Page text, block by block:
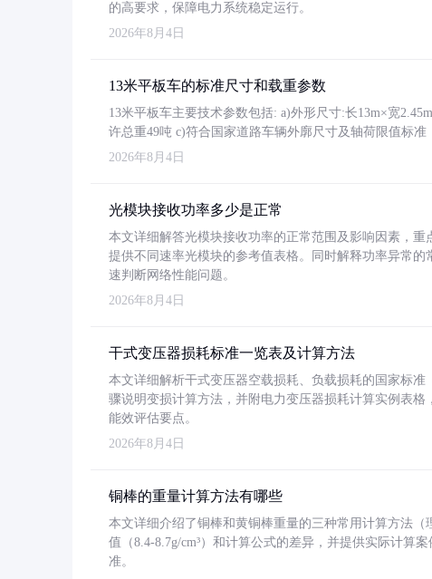
的高要求，保障电力系统稳定运行。
2026年8月4日
13米平板车的标准尺寸和载重参数
13米平板车主要技术参数包括: a)外形尺寸:长13m×宽
许总重49吨 c)符合国家道路车辆外廓尺寸及轴荷限值标准
2026年8月4日
光模块接收功率多少是正常
本文详细解答光模块接收功率的正常范围及影响因素，
提供不同速率光模块的参考值表格。同时解释功率异常
速判断网络性能问题。
2026年8月4日
干式变压器损耗标准一览表及计算方法
本文详细解析干式变压器空载损耗、负载损耗的国家标准
骤说明变损计算方法，并附电力变压器损耗计算实例表格
能效评估要点。
2026年8月4日
铜棒的重量计算方法有哪些
本文详细介绍了铜棒和黄铜棒重量的三种常用计算方法
值（8.4-8.7g/cm³）和计算公式的差异，并提供实际计算
准。